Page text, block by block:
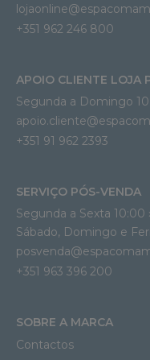
+351 962 246 800
APOIO CLIENTE LOJA
Segunda a Domingo
+351 91 962 2393
SERVIÇO PÓS-VENDA
Segunda a Sexta 10:00
Sábado, Domingo e
+351 963 396 200
SOBRE A MARCA
Contactos